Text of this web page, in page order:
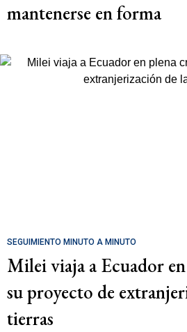
mantenerse en forma
SEGUIMIENTO MINUTO A MINUTO
Milei viaja a Ecuador
su proyecto de
tierras